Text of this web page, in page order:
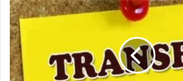
चुनाव
से
पहले
बड़ा
प्रशासनिक
फेरबदल: